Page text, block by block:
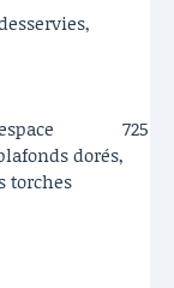
725
dorés,
torches